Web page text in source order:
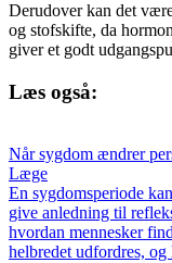
Derudover kan det
og stofskifte, da
giver et godt
Læs også:
Når sygdom ændrer
Læge
En sygdomsperiode
give anledning til
hvordan mennesker
helbredet udfordres,